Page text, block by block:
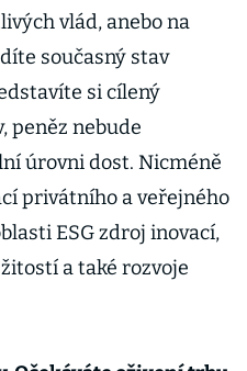
vlád, anebo na
současný stav
si cílený
peněz nebude
úrovni dost. Nicméně
privátního a veřejného
ESG zdroj inovací,
a také rozvoje